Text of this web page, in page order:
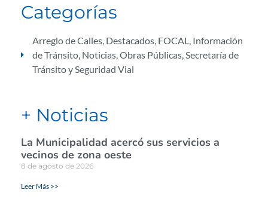
Categorías
Arreglo de Calles, Destacados, FOCAL, Información
de Tránsito, Noticias,Obras Públicas,Secretaría de
Tránsito y Seguridad Vial
+ Noticias
La Municipalidad acercó sus servicios a
vecinos de zona oeste
8 de agosto de 2026
Leer Más >>